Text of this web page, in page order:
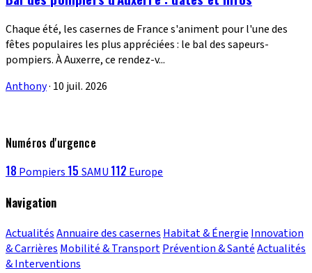
Chaque été, les casernes de France s'animent pour l'une des
fêtes populaires les plus appréciées : le bal des sapeurs-
pompiers. À Auxerre, ce rendez-v...
Anthony· 10 juil. 2026
Numéros d'urgence
18 Pompiers 15 SAMU 112 Europe
Navigation
ActualitésAnnuaire des casernes Habitat & Énergie Innovation
& Carrières Mobilité & TransportPrévention & SantéActualités
& Interventions